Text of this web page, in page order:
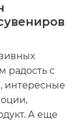
радость с
интересные
А еще